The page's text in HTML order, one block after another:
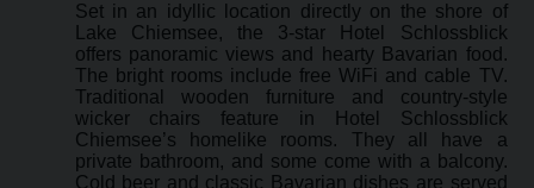
Set in an idyllic location directly on the shore of
Lake Chiemsee, the 3-star Hotel Schlossblick
offers panoramic views and hearty Bavarian food.
The bright rooms include free WiFi and cable TV.
Traditional wooden furniture and country-style
wicker chairs feature in Hotel Schlossblick
Chiemsee’s homelike rooms. They all have a
private bathroom, and some come with a balcony.
Cold beer and classic Bavarian dishes are served